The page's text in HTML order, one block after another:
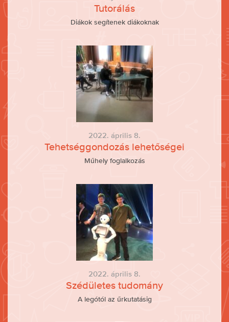
Tutorálás
Diákok segítenek diákoknak
2022. április 8.
Tehetséggondozás lehetőségei
Műhely foglalkozás
2022. április 8.
Szédületes tudomány
A legótól az űrkutatásig